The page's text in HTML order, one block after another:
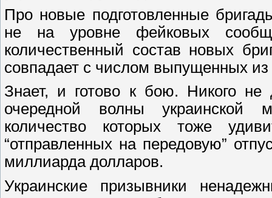
Про новые подготовленные
не на уровне фейковых
количественный состав новых
совпадает с числом выпущенных из
Знает, и готово к бою. Никого
очередной волны украинской
количество которых тоже
“отправленных на передовую”
миллиарда долларов.
Украинские призывники